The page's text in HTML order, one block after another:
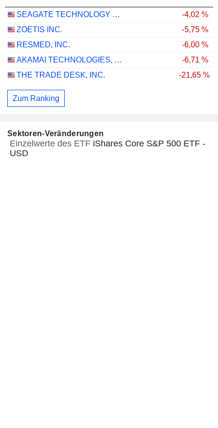
SEAGATE TECHNOLOGY HOLDINGS PLC
-4,02 %
ZOETIS INC.
-5,75 %
RESMED, INC.
-6,00 %
AKAMAI TECHNOLOGIES, INC.
-6,71 %
THE TRADE DESK, INC.
-21,65 %
Zum Ranking
Sektoren-Veränderungen
Einzelwerte des ETF iShares Core S&P 500 ETF -
USD